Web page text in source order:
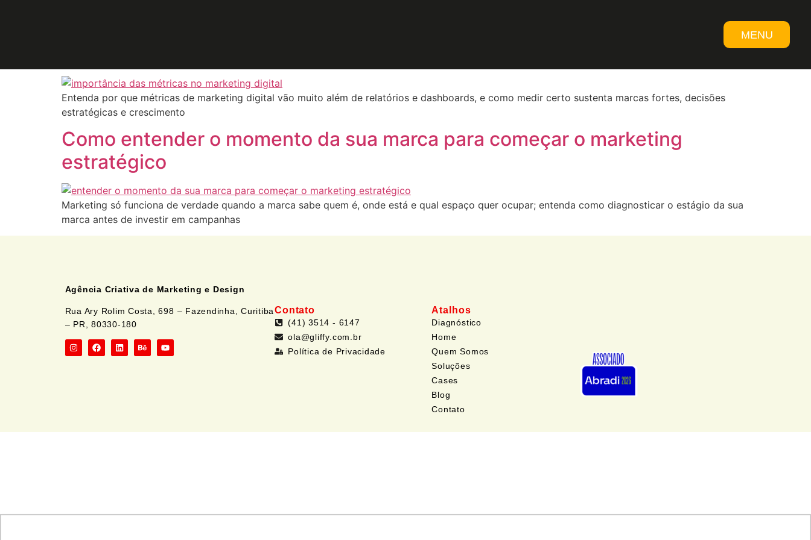
MENU
Entenda por que métricas de marketing digital vão muito além de relatórios e dashboards, e como medir certo sustenta marcas fortes, decisões
estratégicas e crescimento
Como entender o momento da sua marca para começar o marketing
estratégico
Marketing só funciona de verdade quando a marca sabe quem é, onde está e qual espaço quer ocupar; entenda como diagnosticar o estágio da sua
marca antes de investir em campanhas
Agência Criativa de Marketing e Design
Rua Ary Rolim Costa, 698 – Fazendinha, Curitiba
– PR, 80330-180
Contato
(41) 3514 - 6147
ola@gliffy.com.br
Política de Privacidade
Atalhos
Diagnóstico
Home
Quem Somos
Soluções
Cases
Blog
Contato